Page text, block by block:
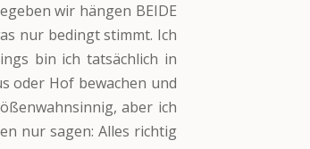
wir hängen BEIDE
nur bedingt stimmt. Ich
bin ich tatsächlich in
oder Hof bewachen und
aber ich
nur sagen: Alles richtig